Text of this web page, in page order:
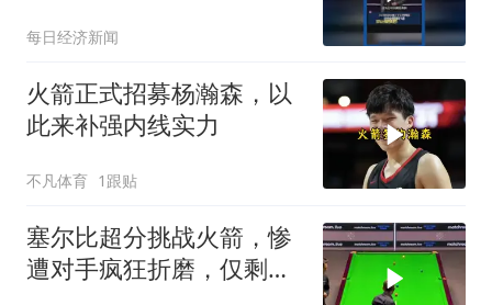
每日经济新闻
火箭正式招募杨瀚森，以
此来补强内线实力
不凡体育 1跟贴
塞尔比超分挑战火箭，惨
遭对手疯狂折磨，仅剩黑